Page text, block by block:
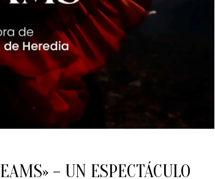
– UN ESPECTÁCULO